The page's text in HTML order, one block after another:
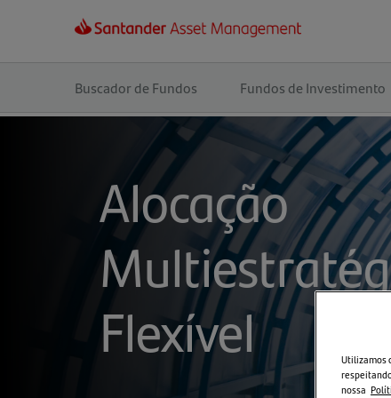
Buscador de Fundos Fundos de Investimento
Alocação
Flexível
Utilizamos
nossa